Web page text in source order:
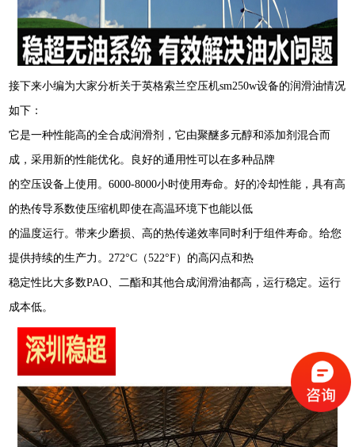
接下来小编为大家分析关于英格索兰空压机sm250w设备的润滑油情况
如下：
它是一种性能高的全合成润滑剂，它由聚醚多元醇和添加剂混合而
成，采用新的性能优化。良好的通用性可以在多种品牌
的空压设备上使用。6000-8000小时使用寿命。好的冷却性能，具有高
的热传导系数使压缩机即使在高温环境下也能以低
的温度运行。带来少磨损、高的热传递效率同时利于组件寿命。给您
提供持续的生产力。272°C（522°F）的高闪点和热
稳定性比大多数PAO、二酯和其他合成润滑油都高，运行稳定。运行
成本低。